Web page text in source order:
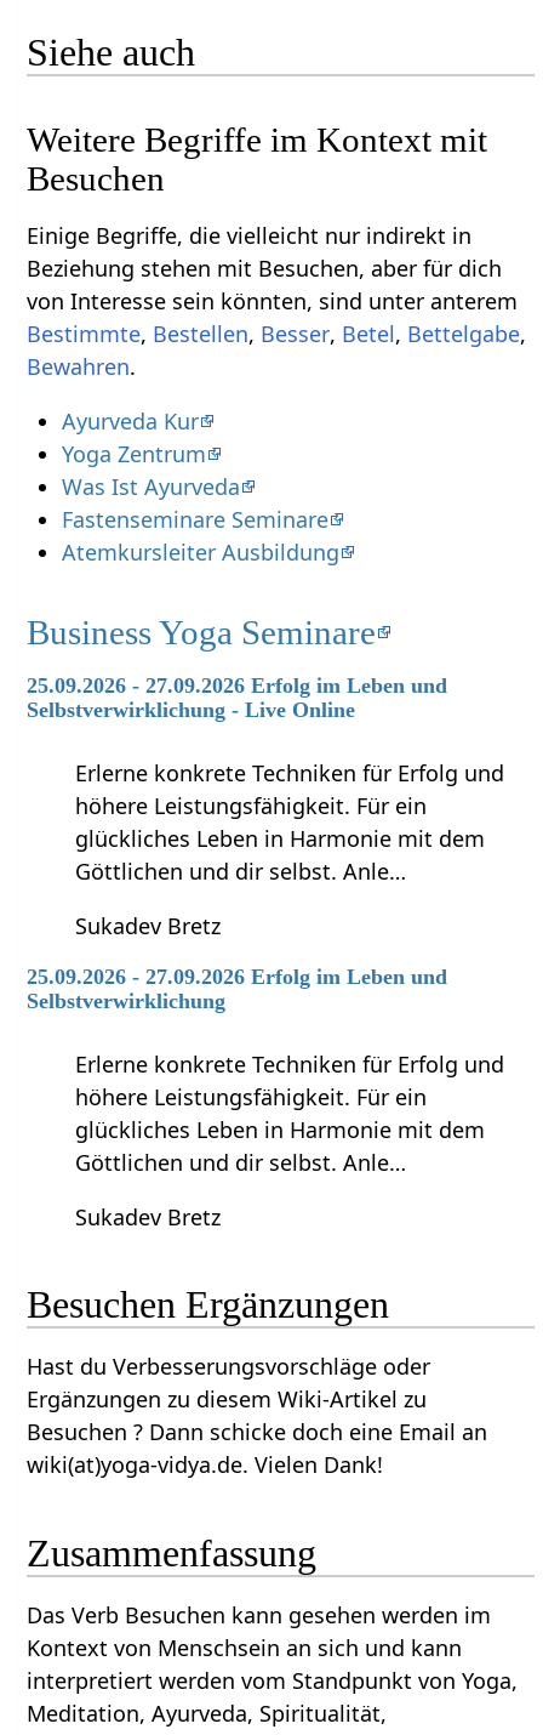
Siehe auch
Weitere Begriffe im Kontext mit
Einige Begriffe, die vielleicht nur indirekt in
Beziehung stehen mit Besuchen‏‎, aber für dich
von Interesse sein könnten, sind unter anterem
, , , , Bettelgabe,
.
Ayurveda Kur
Yoga Zentrum
Was Ist Ayurveda
Fastenseminare Seminare
Atemkursleiter Ausbildung
Business Yoga Seminare
25.09.2026 - 27.09.2026 Erfolg im Leben und
Selbstverwirklichung - Live Online
Erlerne konkrete Techniken für Erfolg und
höhere Leistungsfähigkeit. Für ein
glückliches Leben in Harmonie mit dem
Göttlichen und dir selbst. Anle…
Sukadev Bretz
25.09.2026 - 27.09.2026 Erfolg im Leben und
Selbstverwirklichung
Erlerne konkrete Techniken für Erfolg und
höhere Leistungsfähigkeit. Für ein
glückliches Leben in Harmonie mit dem
Göttlichen und dir selbst. Anle…
Sukadev Bretz
Besuchen‏‎ Ergänzungen
Hast du Verbesserungsvorschläge oder
Ergänzungen zu diesem Wiki-Artikel zu
Besuchen‏‎ ? Dann schicke doch eine Email an
wiki(at)yoga-vidya.de. Vielen Dank!
Zusammenfassung
Das Verb Besuchen‏‎ kann gesehen werden im
Kontext von Menschsein an sich und kann
interpretiert werden vom Standpunkt von Yoga,
Meditation, Ayurveda, Spiritualität,